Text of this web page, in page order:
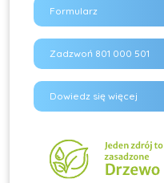
Formularz
Zadzwoń 801 000 501
Dowiedz się więcej